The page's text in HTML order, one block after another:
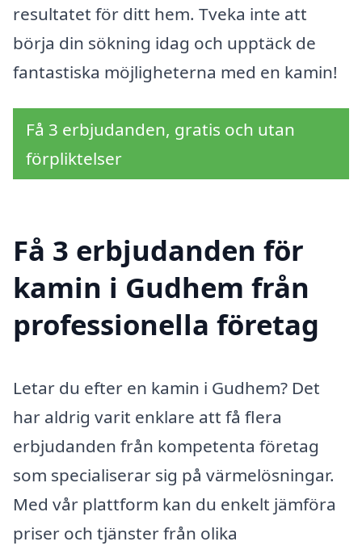
resultatet för ditt hem. Tveka inte att
börja din sökning idag och upptäck de
fantastiska möjligheterna med en kamin!
Få 3 erbjudanden, gratis och utan
förpliktelser
Få 3 erbjudanden för
kamin i Gudhem från
professionella företag
Letar du efter en kamin i Gudhem? Det
har aldrig varit enklare att få flera
erbjudanden från kompetenta företag
som specialiserar sig på värmelösningar.
Med vår plattform kan du enkelt jämföra
priser och tjänster från olika